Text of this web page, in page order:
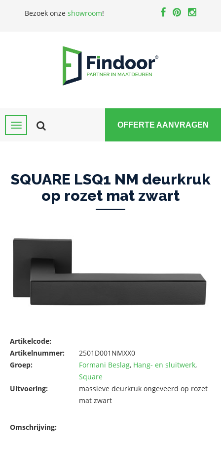
Bezoek onze showroom!
OFFERTE AANVRAGEN
SQUARE LSQ1 NM deurkruk
op rozet mat zwart
Artikelcode:
Artikelnummer:
2501D001NMXX0
Groep:
Formani Beslag, Hang- en sluitwerk,
Square
Uitvoering:
massieve deurkruk ongeveerd op rozet
mat zwart
Omschrijving: